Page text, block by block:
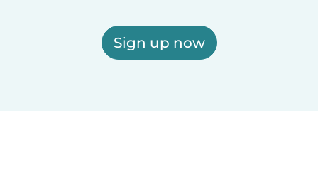
Sign up now